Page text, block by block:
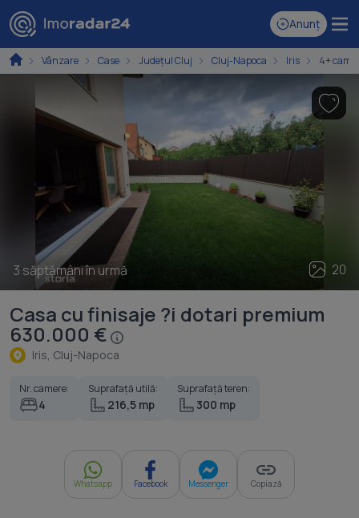
Anunț
Vânzare Case Județul Cluj Cluj-Napoca Iris 4+
3 săptămâni în urmă 20
Casa cu finisaje ?i dotari premium
630.000 €
Iris, Cluj-Napoca
Nr. camere:
4
Suprafață utilă:
216,5 mp
Suprafață teren:
300 mp
Whatsapp Facebook Messenger Copiază